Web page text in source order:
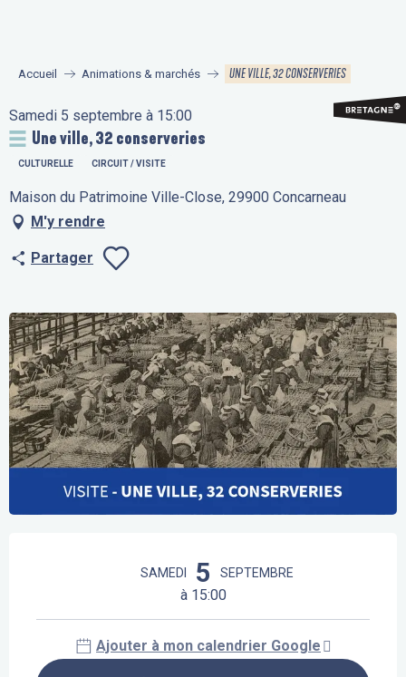
principal
Accueil Animations & marchés UNE VILLE, 32 CONSERVERIES
Samedi 5 septembre à 15:00
Une ville, 32 conserveries
CULTURELLE CIRCUIT / VISITE
Maison du Patrimoine Ville-Close, 29900 Concarneau
M'y rendre
Partager
SAMEDI 5 SEPTEMBRE
à 15:00
Ajouter à mon calendrier Google